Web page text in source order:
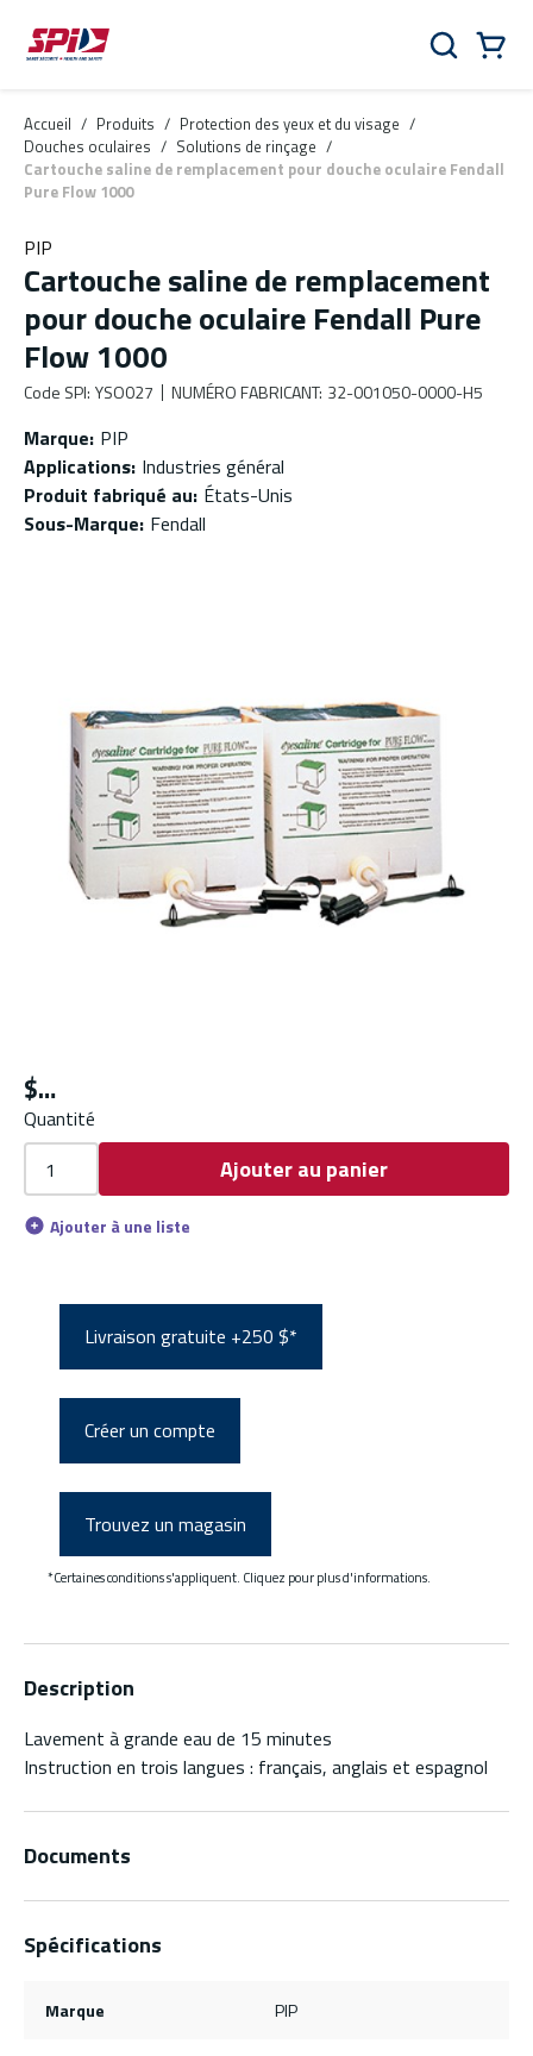
Aller au contenu principal
Skip to menu
Skip to footer
Rechercher
Accueil / Produits / Protection des yeux et du visage /
Douches oculaires / Solutions de rinçage /
Cartouche saline de remplacement pour douche oculaire Fendall
Pure Flow 1000
PIP
Cartouche saline de remplacement
pour douche oculaire Fendall Pure
Flow 1000
Code SPI: YSO027 NUMÉRO FABRICANT: 32-001050-0000-H5
Marque: PIP
Applications: Industries général
Produit fabriqué au: États-Unis
Sous-Marque: Fendall
$
Quantité
Ajouter au panier
Ajouter à une liste
Livraison gratuite +250 $*
Créer un compte
Trouvez un magasin
*Certaines conditions s'appliquent. Cliquez pour plus d'informations.
Description
Lavement à grande eau de 15 minutes
Instruction en trois langues : français, anglais et espagnol
Documents
Spécifications
Marque PIP